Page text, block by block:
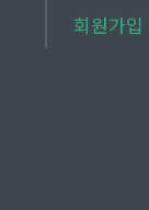
회원가입